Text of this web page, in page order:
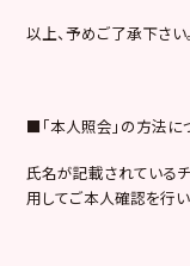
以上、予めご了承下さい。
■ 「本人照会」の方法に
氏名が記載されている
用してご本人確認を行い